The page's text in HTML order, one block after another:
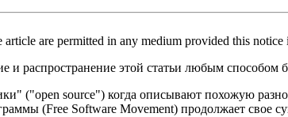
are permitted in any medium provided this notice
распространение этой статьи любым способом
("open source") когда описывают похожую
(Free Software Movement) продолжает свое